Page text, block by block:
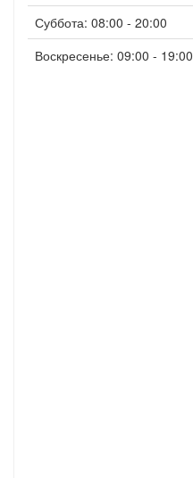
Суббота: 08:00 - 20:00
Воскресенье: 09:00 - 19:00